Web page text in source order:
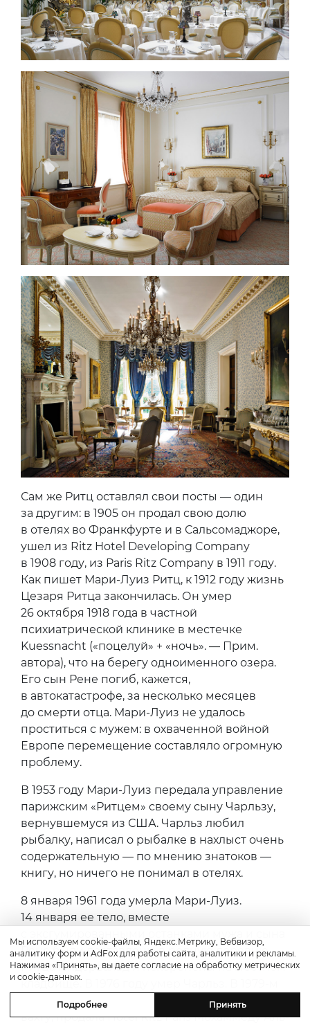
Сам же Ритц оставлял свои посты — один
за другим: в 1905 он продал свою долю
в отелях во Франкфурте и в Сальсомаджоре,
ушел из Ritz Hotel Developing Company
в 1908 году, из Paris Ritz Company в 1911 году.
Как пишет Мари-Луиз Ритц, к 1912 году жизнь
Цезаря Ритца закончилась. Он умер
26 октября 1918 года в частной
психиатрической клинике в местечке
Kuessnacht («поцелуй» + «ночь». — Прим.
автора), что на берегу одноименного озера.
Его сын Рене погиб, кажется,
в автокатастрофе, за несколько месяцев
до смерти отца. Мари-Луиз не удалось
проститься с мужем: в охваченной войной
Европе перемещение составляло огромную
проблему.
В 1953 году Мари-Луиз передала управление
парижским «Ритцем» своему сыну Чарльзу,
вернувшемуся из США. Чарльз любил
рыбалку, написал о рыбалке в нахлыст очень
содержательную — по мнению знатоков —
книгу, но ничего не понимал в отелях.
8 января 1961 года умерла Мари-Луиз.
14 января ее тело, вместе
с эксгумированными останками мужа и сына
Рене были доставлены в родную деревню
Ритца Нидервальд и похоронены на местном
кладбище. В 1976 году умер Чарльз. В 1979-м
его жена Моник Ритц, принявшая отельную
вахту, продала Hotel Ritz Paris Мохаммеду Аль-
Мы используем cookie-файлы, Яндекс.Метрику, Вебвизор,
аналитику форм и AdFox для работы сайта, аналитики и рекламы.
Нажимая «Принять», вы даете согласие на обработку метрических
и cookie-данных.
Подробнее Принять